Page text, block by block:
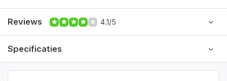
Reviews 4.1/5
Specificaties